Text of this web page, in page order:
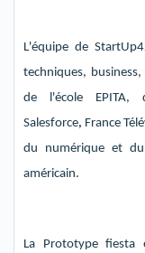
L'équipe de
techniques,
de l'école EPITA,
Salesforce, France
du numérique et du
américain.
La Prototype fiesta